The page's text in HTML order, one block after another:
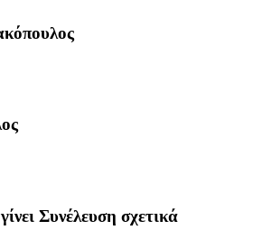
Συνέλευση σχετικά